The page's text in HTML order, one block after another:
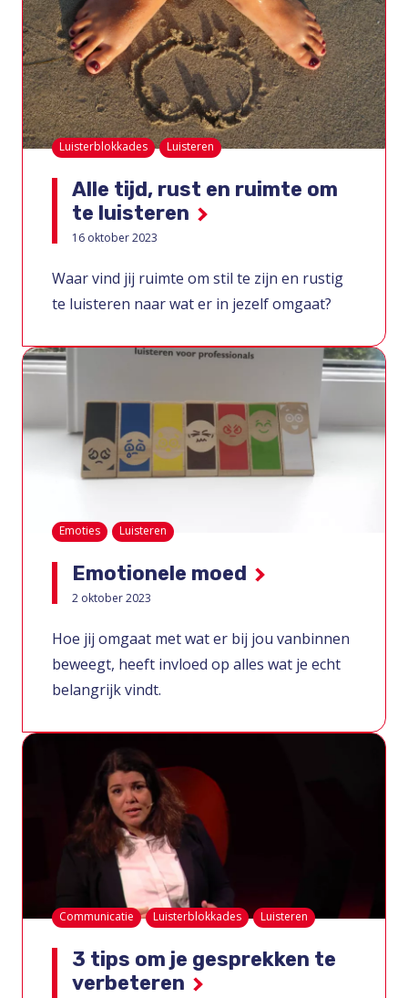
Luisterblokkades Luisteren
Alle tijd, rust en ruimte om
te luisteren
16 oktober 2023
Waar vind jij ruimte om stil te zijn en rustig
te luisteren naar wat er in jezelf omgaat?
Emoties Luisteren
Emotionele moed
2 oktober 2023
Hoe jij omgaat met wat er bij jou vanbinnen
beweegt, heeft invloed op alles wat je echt
belangrijk vindt.
Communicatie Luisterblokkades Luisteren
3 tips om je gesprekken te
verbeteren